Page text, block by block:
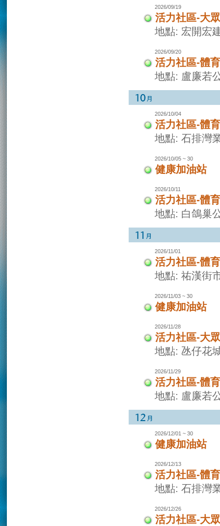
2026/09/19
活力社區-大
地點: 宏開宏
2026/09/20
活力社區-體
地點: 盧廉若
2026/10/04
活力社區-體
地點: 石排灣
2026/10/05 ~ 30
健康加油站
2026/10/11
活力社區-體
地點: 白鴿巢
2026/11/01
活力社區-體
地點: 祐漢街
2026/11/03 ~ 30
健康加油站
2026/11/28
活力社區-大
地點: 氹仔花
2026/11/29
活力社區-體
地點: 盧廉若
2026/12/01 ~ 30
健康加油站
2026/12/13
活力社區-體
地點: 石排灣
2026/12/26
活力社區-大